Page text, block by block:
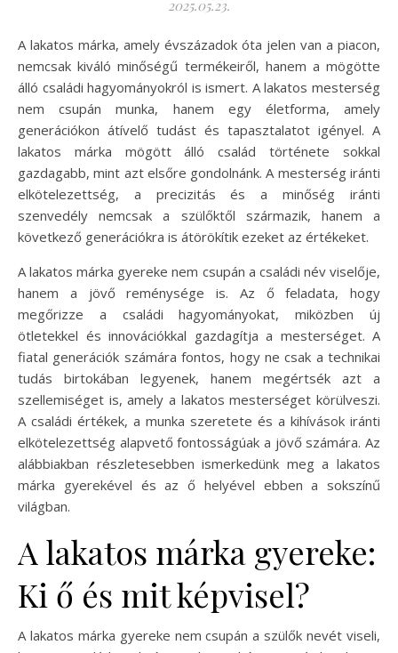
2025.05.23.
A lakatos márka, amely évszázadok óta jelen van a piacon,
nemcsak kiváló minőségű termékeiről, hanem a mögötte
álló családi hagyományokról is ismert. A lakatos mesterség
nem csupán munka, hanem egy életforma, amely
generációkon átívelő tudást és tapasztalatot igényel. A
lakatos márka mögött álló család története sokkal
gazdagabb, mint azt elsőre gondolnánk. A mesterség iránti
elkötelezettség, a precizitás és a minőség iránti
szenvedély nemcsak a szülőktől származik, hanem a
következő generációkra is átörökítik ezeket az értékeket.
A lakatos márka gyereke nem csupán a családi név viselője,
hanem a jövő reménysége is. Az ő feladata, hogy
megőrizze a családi hagyományokat, miközben új
ötletekkel és innovációkkal gazdagítja a mesterséget. A
fiatal generációk számára fontos, hogy ne csak a technikai
tudás birtokában legyenek, hanem megértsék azt a
szellemiséget is, amely a lakatos mesterséget körülveszi.
A családi értékek, a munka szeretete és a kihívások iránti
elkötelezettség alapvető fontosságúak a jövő számára. Az
alábbiakban részletesebben ismerkedünk meg a lakatos
márka gyerekével és az ő helyével ebben a sokszínű
világban.
A lakatos márka gyereke:
Ki ő és mit képvisel?
A lakatos márka gyereke nem csupán a szülők nevét viseli,